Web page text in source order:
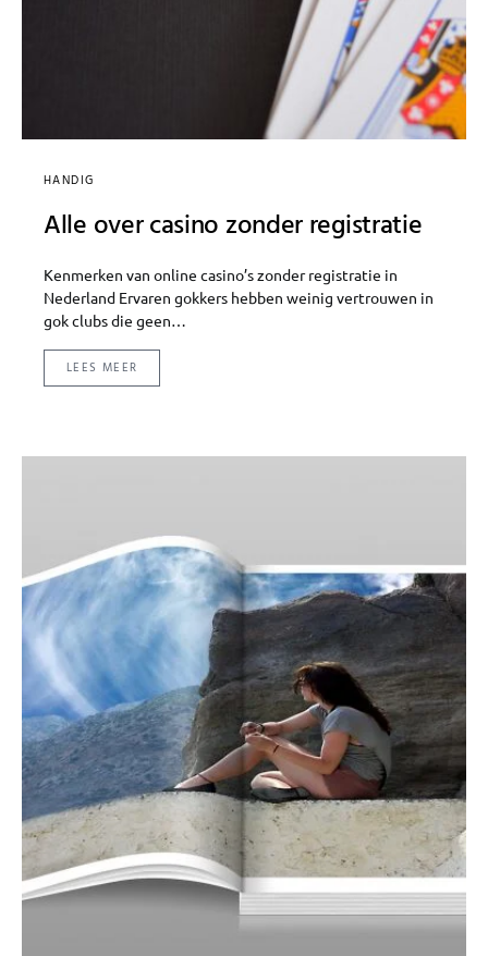
HANDIG
Alle over casino zonder registratie
Kenmerken van online casino’s zonder registratie in
Nederland Ervaren gokkers hebben weinig vertrouwen in
gok clubs die geen…
LEES MEER